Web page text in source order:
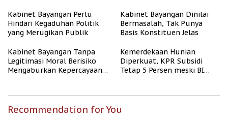
Kabinet Bayangan Perlu
Hindari Kegaduhan Politik
yang Merugikan Publik
Kabinet Bayangan Dinilai
Bermasalah, Tak Punya
Basis Konstituen Jelas
Kabinet Bayangan Tanpa
Legitimasi Moral Berisiko
Mengaburkan Kepercayaan
Kemerdekaan Hunian
Diperkuat, KPR Subsidi
Tetap 5 Persen meski BI
Recommendation for You